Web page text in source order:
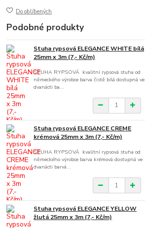
Do oblíbených
Podobné produkty
Stuha rypsová ELEGANCE WHITE bílá
25mm x 3m (7,- Kč/m)
STUHA RYPSOVÁ kvalitní rypsová stuha od
německého výrobce barva čistě bílá dostupná ve
dvanácti ba...
Stuha rypsová ELEGANCE CREME
krémová 25mm x 3m (7,- Kč/m)
STUHA RYPSOVÁ kvalitní rypsová stuha od
německého výrobce barva krémová dostupná ve
dvanácti barvá...
Stuha rypsová ELEGANCE YELLOW
žlutá 25mm x 3m (7,- Kč/m)